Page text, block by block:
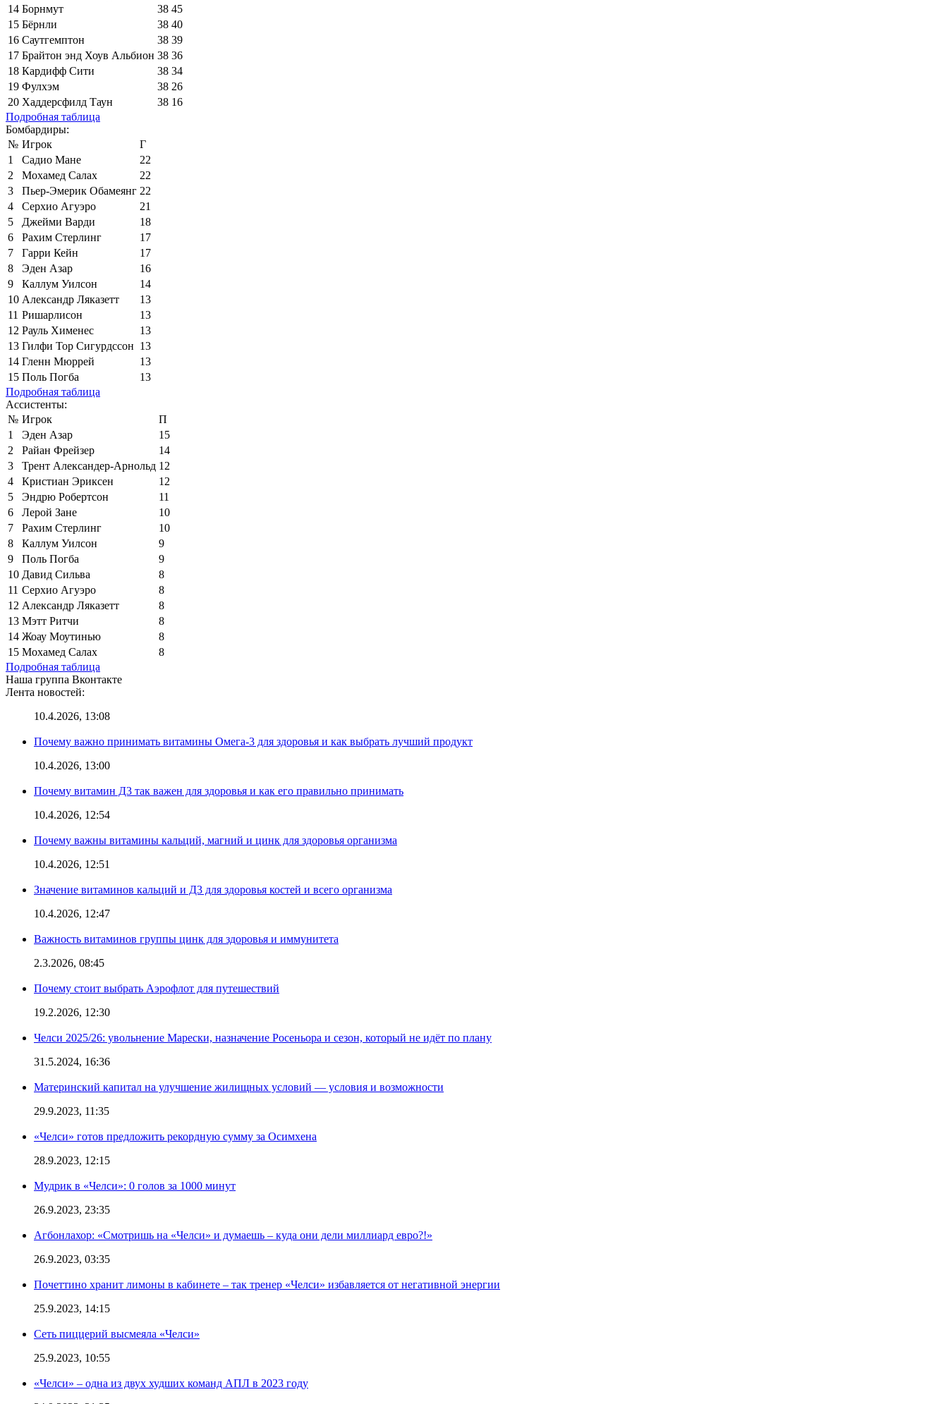
14 Борнмут 38 45
15 Бёрнли 38 40
16 Саутгемптон 38 39
17 Брайтон энд Хоув Альбион 38 36
18 Кардифф Сити 38 34
19 Фулхэм 38 26
20 Хаддерсфилд Таун 38 16
Подробная таблица
Бомбардиры:
№ Игрок
Г
1
Садио Мане
22
2
Мохамед Салах
22
3
Пьер-Эмерик Обамеянг 22
4
Серхио Агуэро
21
5
Джейми Варди
18
6
Рахим Стерлинг
17
7
Гарри Кейн
17
8
Эден Азар
16
9
Каллум Уилсон
14
10 Александр Ляказетт
13
11 Ришарлисон
13
12 Рауль Хименес
13
13 Гилфи Тор Сигурдссон 13
14 Гленн Мюррей
13
15 Поль Погба
13
Подробная таблица
Ассистенты:
№ Игрок
П
1
Эден Азар
15
2
Райан Фрейзер
14
3
Трент Александер-Арнольд 12
4
Кристиан Эриксен
12
5
Эндрю Робертсон
11
6
Лерой Зане
10
7
Рахим Стерлинг
10
8
Каллум Уилсон
9
9
Поль Погба
9
10 Давид Сильва
8
11 Серхио Агуэро
8
12 Александр Ляказетт
8
13 Мэтт Ритчи
8
14 Жоау Моутинью
8
15 Мохамед Салах
8
Подробная таблица
Наша группа Вконтакте
Лента новостей:
10.4.2026, 13:08
Почему важно принимать витамины Омега-3 для здоровья и как выбрать лучший продукт
10.4.2026, 13:00
Почему витамин Д3 так важен для здоровья и как его правильно принимать
10.4.2026, 12:54
Почему важны витамины кальций, магний и цинк для здоровья организма
10.4.2026, 12:51
Значение витаминов кальций и Д3 для здоровья костей и всего организма
10.4.2026, 12:47
Важность витаминов группы цинк для здоровья и иммунитета
2.3.2026, 08:45
Почему стоит выбрать Аэрофлот для путешествий
19.2.2026, 12:30
Челси 2025/26: увольнение Марески, назначение Росеньора и сезон, который не идёт по плану
31.5.2024, 16:36
Материнский капитал на улучшение жилищных условий — условия и возможности
29.9.2023, 11:35
«Челси» готов предложить рекордную сумму за Осимхена
28.9.2023, 12:15
Мудрик в «Челси»: 0 голов за 1000 минут
26.9.2023, 23:35
Агбонлахор: «Смотришь на «Челси» и думаешь – куда они дели миллиард евро?!»
26.9.2023, 03:35
Почеттино хранит лимоны в кабинете – так тренер «Челси» избавляется от негативной энергии
25.9.2023, 14:15
Сеть пиццерий высмеяла «Челси»
25.9.2023, 10:55
«Челси» – одна из двух худших команд АПЛ в 2023 году